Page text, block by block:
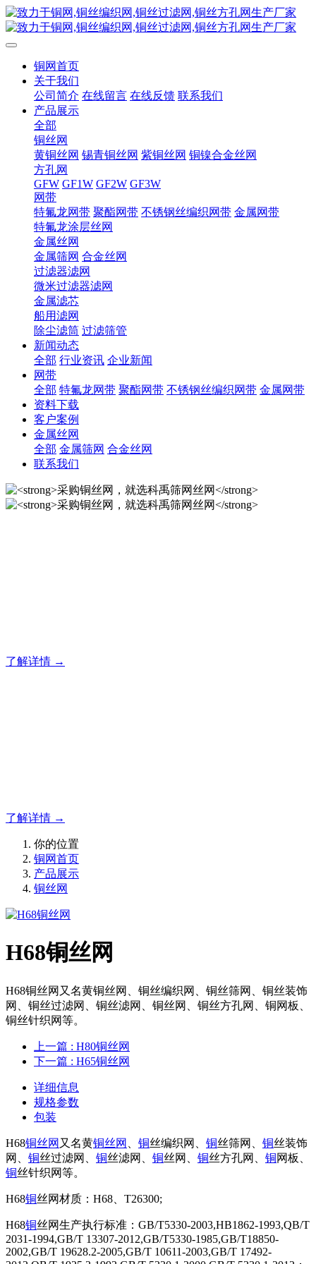
铜网首页
关于我们
公司简介 在线留言 在线反馈 联系我们
产品展示
全部
铜丝网
黄铜丝网 锡青铜丝网 紫铜丝网 铜镍合金丝网
方孔网
GFW GF1W GF2W GF3W
网带
特氟龙网带 聚酯网带 不锈钢丝编织网带 金属网带
特氟龙涂层丝网
金属丝网
金属筛网 合金丝网
过滤器滤网
微米过滤器滤网
金属滤芯
船用滤网
除尘滤筒 过滤筛管
新闻动态
全部 行业资讯 企业新闻
网带
全部 特氟龙网带 聚酯网带 不锈钢丝编织网带 金属网带
资料下载
客户案例
金属丝网
全部 金属筛网 合金丝网
联系我们
了解详情 →
了解详情 →
你的位置
铜网首页
产品展示
铜丝网
H68铜丝网
H68铜丝网又名黄铜丝网、铜丝编织网、铜丝筛网、铜丝装饰
网、铜丝过滤网、铜丝滤网、铜丝网、铜丝方孔网、铜网板、
铜丝针织网等。
上一篇 : H80铜丝网
下一篇 : H65铜丝网
详细信息
规格参数
包装
H68铜丝网 又名黄铜丝网 铜丝编织网、 铜丝筛网、 铜丝装饰
网、 铜丝过滤网、 铜丝滤网、 铜丝网、 铜丝方孔网、 铜 网板、
铜丝针织网等。
H68铜丝网材质：H68、T26300;
H68铜丝网生产执行标准：GB/T5330-2003,HB1862-1993,QB/T
2031-1994,GB/T 13307-2012,GB/T5330-1985,GB/T18850-
2002,GB/T 19628.2-2005,GB/T 10611-2003,GB/T 17492-